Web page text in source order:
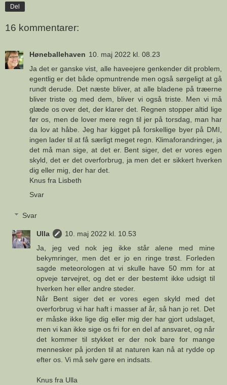
Del
16 kommentarer:
Høneballehaven 10. maj 2022 kl. 08.23
Ja det er ganske vist, alle haveejere genkender dit problem,
egentlig er det både opmuntrende men også sørgeligt at gå
rundt derude. Det næste bliver, at alle bladene på træerne
bliver triste og med dem, bliver vi også triste. Men vi må
glæde os over det, der klarer det. Regnen stopper altid lige
før os, men de lover mere regn til jer på torsdag, man har
da lov at håbe. Jeg har kigget på forskellige byer på DMI,
ingen lader til at få særligt meget regn. Klimaforandringer, ja
det må man sige, at det er. Bent siger, det er vores egen
skyld, det er det overforbrug, ja men det er sikkert hverken
dig eller mig, der har det.
Knus fra Lisbeth
Svar
Svar
Ulla
10. maj 2022 kl. 10.53
Ja, jeg ved nok jeg ikke står alene med mine
bekymringer, men det er jo en ringe trøst. Forleden
sagde meteorologen at vi skulle have 50 mm for at
opveje tørvejret, og det er der bestemt ikke udsigt til
hverken her eller andre steder.
Når Bent siger det er vores egen skyld med det
overforbrug vi har haft i masser af år, så han jo ret. Det
er måske ikke lige dig eller mig der har gjort udslaget,
men vi kan ikke sige os fri for en del af ansvaret, og når
det kommer til stykket er der nok bare for mange
mennesker på jorden til at naturen kan nå at rydde op
efter os. Vi må selv gøre en indsats.
Knus fra Ulla